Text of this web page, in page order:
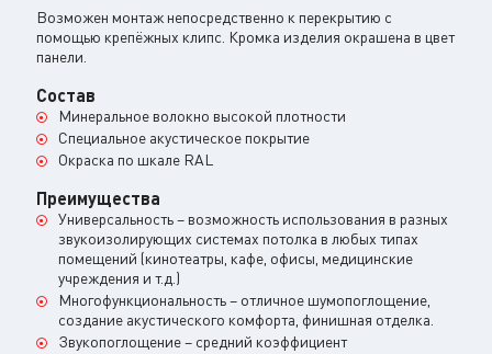
Возможен монтаж непосредственно к перекрытию с
помощью крепёжных клипс. Кромка изделия окрашена в цвет
панели.
Состав
Минеральное волокно высокой плотности
Специальное акустическое покрытие
Окраска по шкале RAL
Преимущества
Универсальность – возможность использования в разных
звукоизолирующих системах потолка в любых типах
помещений (кинотеатры, кафе, офисы, медицинские
учреждения и т.д.)
Многофункциональность – отличное шумопоглощение,
создание акустического комфорта, финишная отделка.
Звукопоглощение – средний коэффициент